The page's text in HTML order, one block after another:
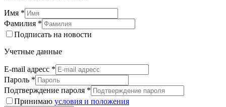
Имя *
Фамилия *
Подписать на новости
Учетные данные
E-mail адресс *
Пароль *
Подтверждение пароля *
Принимаю условия и положения